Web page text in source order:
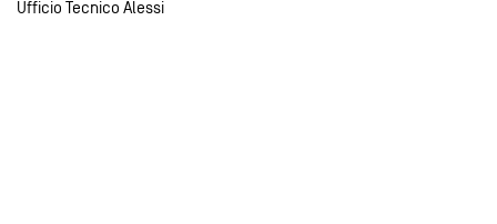
Ufficio Tecnico Alessi